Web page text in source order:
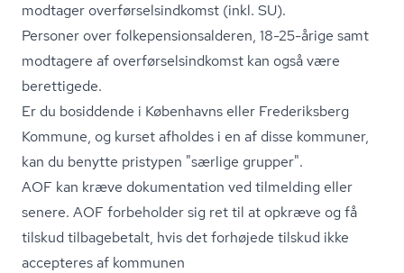
modtager over­før­sels­ind­komst (inkl. SU).
Personer over fol­ke­pen­sions­al­de­ren, 18-25-årige samt
modtagere af over­før­sels­ind­komst kan også være
berettigede.
Er du bosiddende i Københavns eller Frederiksberg
Kommune, og kurset afholdes i en af disse kommuner,
kan du benytte pristypen "særlige grupper".
AOF kan kræve dokumentation ved tilmelding eller
senere. AOF forbeholder sig ret til at opkræve og få
tilskud tilbagebetalt, hvis det forhøjede tilskud ikke
accepteres af kommunen